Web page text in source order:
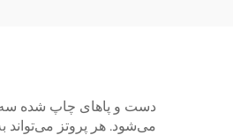
دست و پاهای چاپ شده
می‌شود. هر پروتز می‌تواند